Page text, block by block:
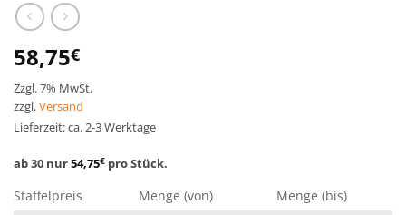
58,75€
Zzgl. 7% MwSt.
zzgl.Versand
Lieferzeit: ca. 2-3 Werktage
ab 30 nur54,75€ pro Stück.
Staffelpreis Menge (von)
Menge (bis)